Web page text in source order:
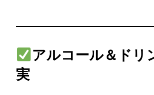
アルコール＆ドリ
実